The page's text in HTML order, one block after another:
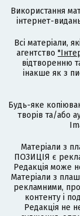
Використання
інтернет-
Всі матеріали,
агентство
відтворенню
інакше як з
Будь-яке
творів та/або
Матеріали з
ПОЗИЦІЯ є
Редакція може
Матеріали з
рекламними,
контенту і
Редакція не